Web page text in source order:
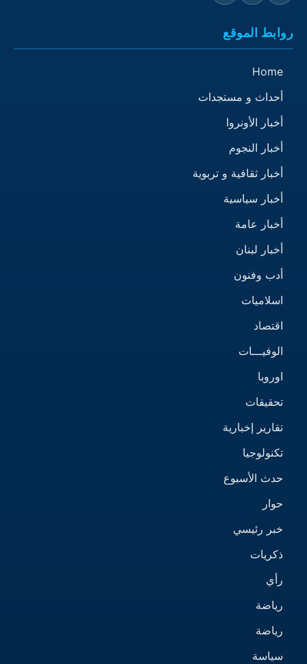
روابط الموقع
Home
أحداث و مستجدات
أخبار الأونروا
أخبار النجوم
أخبار ثقافية و تربوية
أخبار سياسية
أخبار عامة
أخبار لبنان
أدب وفنون
اسلاميات
اقتصاد
الوفيـــات
اوروبا
تحقيقات
تقارير إخبارية
تكنولوجيا
حدث الأسبوع
حوار
خبر رئيسي
ذكريات
رأي
رياضة
رياضة
سياسة